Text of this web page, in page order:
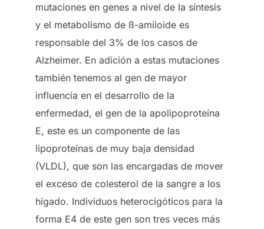
mutaciones en genes a nivel de la síntesis
y el metabolismo de ß-amiloide es
responsable del 3% de los casos de
Alzheimer. En adición a estas mutaciones
también tenemos al gen de mayor
influencia en el desarrollo de la
enfermedad, el gen de la apolipoproteína
E, este es un componente de las
lipoproteínas de muy baja densidad
(VLDL), que son las encargadas de mover
el exceso de colesterol de la sangre a los
hígado. Individuos heterocigóticos para la
forma E4 de este gen son tres veces más